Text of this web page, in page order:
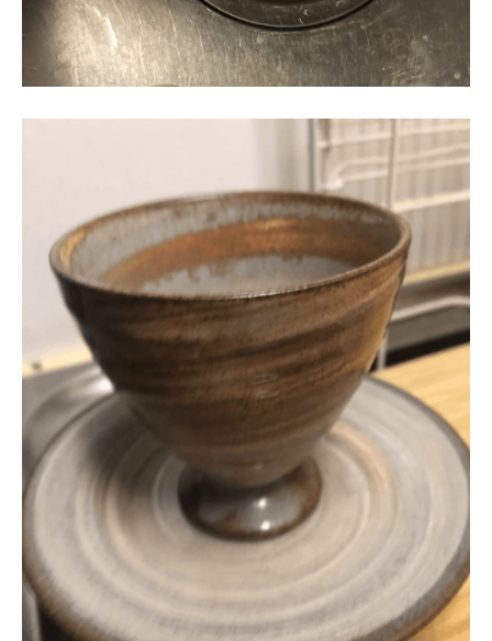
AI活用のいまが分かる
企業ITのトレンドを詳説
ITエンジニア向け専門サイト
企業向けIT製品の総合サイト
IT製品の技術・比較・事例
製造業のIT導入・活用を支援
モノづくり技術者専門サイト
エレクトロニクス専門サイト
電子設計の基本と応用
エネルギーの専門メディア
建設×テクノロジーの最前線
ちょっと気になるネットの話題